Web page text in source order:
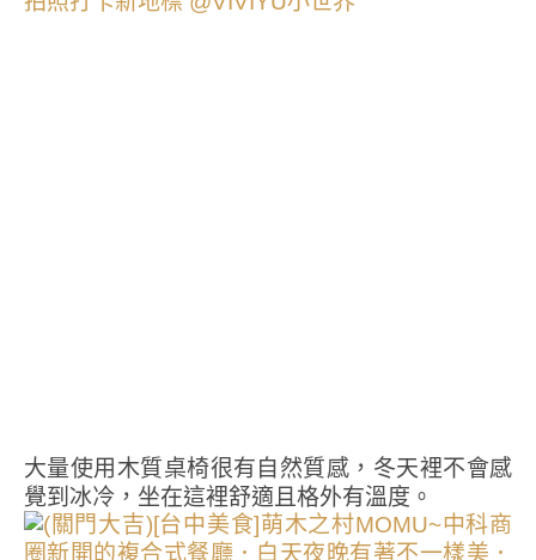
大量使用木質桌椅很有自然質感，冬天裡不會感
覺到冰冷，坐在這裡舒適且格外有溫度。